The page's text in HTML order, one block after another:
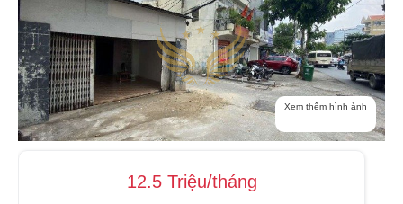
Xem thêm hình ảnh
12.5 Triệu/tháng